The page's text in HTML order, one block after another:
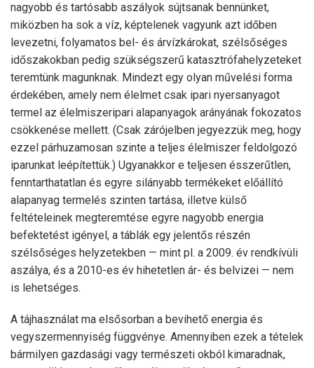
nagyobb és tartósabb aszályok sújtsanak bennünket,
miközben ha sok a víz, képtelenek vagyunk azt időben
levezetni, folyamatos bel- és árvízkárokat, szélsőséges
időszakokban pedig szükségszerű katasztrófahelyzeteket
teremtünk magunknak. Mindezt egy olyan művelési forma
érdekében, amely nem élelmet csak ipari nyersanyagot
termel az élelmiszeripari alapanyagok arányának fokozatos
csökkenése mellett. (Csak zárójelben jegyezzük meg, hogy
ezzel párhuzamosan szinte a teljes élelmiszer feldolgozó
iparunkat leépítettük.) Ugyanakkor e teljesen ésszerűtlen,
fenntarthatatlan és egyre silányabb termékeket előállító
alapanyag termelés szinten tartása, illetve külső
feltételeinek megteremtése egyre nagyobb energia
befektetést igényel, a táblák egy jelentős részén
szélsőséges helyzetekben — mint pl. a 2009. év rendkívüli
aszálya, és a 2010-es év hihetetlen ár- és belvizei — nem
is lehetséges.
A tájhasználat ma elsősorban a bevihető energia és
vegyszermennyiség függvénye. Amennyiben ezek a tételek
bármilyen gazdasági vagy természeti okból kimaradnak,